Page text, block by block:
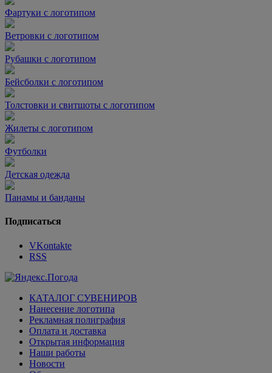
Фартуки с логотипом
Ветровки с логотипом
Рубашки с логотипом
Бейсболки с логотипом
Толстовки и свитшоты с логотипом
Жилеты с логотипом
Футболки
Детская одежда
Панамы и банданы
Подписаться
VKontakte
RSS
КАТАЛОГ СУВЕНИРОВ
Нанесение логотипа
Рекламная полиграфия
Оплата и доставка
Открытая информация
Наши работы
Новости